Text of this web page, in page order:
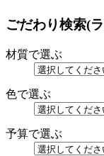
ごだわり検索(
材質で選ぶ
色で選ぶ
予算で選ぶ